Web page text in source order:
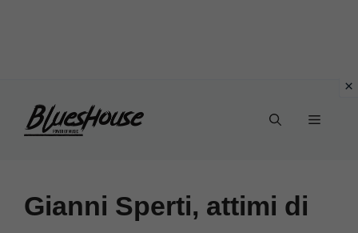
Menu
Gianni Sperti, attimi di